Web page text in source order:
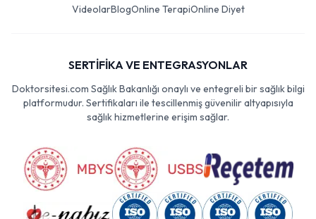
VideolarBlogOnline TerapiOnline Diyet
SERTİFİKA VE ENTEGRASYONLAR
Doktorsitesi.com Sağlık Bakanlığı onaylı ve entegreli bir sağlık bilgi
platformudur. Sertifikaları ile tescillenmiş güvenilir altyapısıyla
sağlık hizmetlerine erişim sağlar.